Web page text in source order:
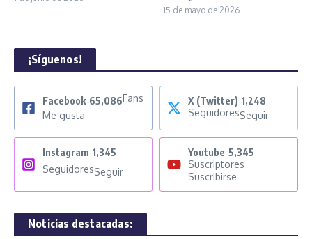
15 de mayo de 2026
¡Síguenos!
Facebook 65,086Fans
Me gusta
X (Twitter) 1,248
SeguidoresSeguir
Instagram 1,345
SeguidoresSeguir
Youtube 5,345
Suscriptores
Suscribirse
Noticias destacadas: